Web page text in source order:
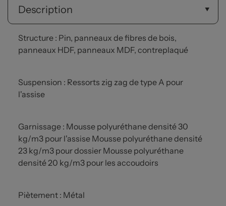
Description
Structure : Pin, panneaux de fibres de bois,
panneaux HDF, panneaux MDF, contreplaqué
Suspension : Ressorts zig zag de type A pour
l'assise
Garnissage : Mousse polyuréthane densité 30
kg/m3 pour l'assise Mousse polyuréthane densité
23 kg/m3 pour dossier Mousse polyuréthane
densité 20 kg/m3 pour les accoudoirs
Piètement : Métal